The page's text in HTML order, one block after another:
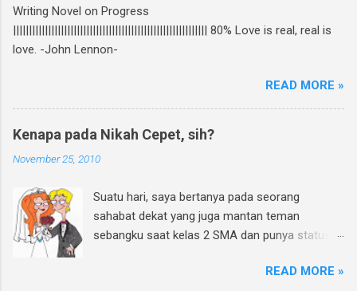
Follow twitter @rheinfathia dan Like Fan Page
Rhein Fathia Twitpic cover novel " Jalan Menuju
Cinta-Mu " dan mention 2 temanmu untuk
#JalanMenujuCintaMu novel @rheinfathia yuk,
@[nama teman1] @[nama teman2] Info
www.rheinfathia.com " Boleh nge-twit berkali-
Facebook kamu, sertakan link
www.rheinfathia.com, dan tag temanmu.
Posting link f...
Writing Novel on Progress
||||||||||||||||||||||||||||||||||||||||||||||||||||||||||||| 80% Love is real, real is
love. -John Lennon-
READ MORE »
Kenapa pada Nikah Cepet, sih?
November 25, 2010
Suatu hari, saya bertanya pada seorang
sahabat dekat yang juga mantan teman
sebangku saat kelas 2 SMA dan punya status
SMP dan SMA memang banyak yang sudah
READ MORE »